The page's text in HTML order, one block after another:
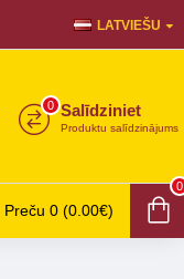
LATVIEŠU
Salīdziniet
Produktu salīdzinājums
0
Preču 0 (0.00€)
0